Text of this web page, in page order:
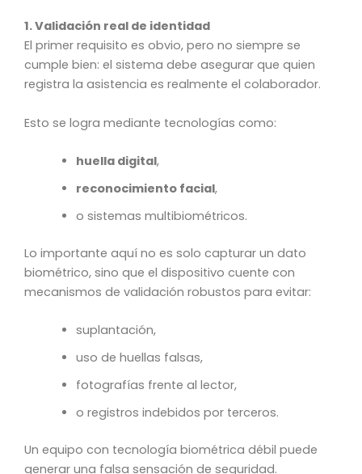
1. Validación real de identidad
El primer requisito es obvio, pero no siempre se
cumple bien: el sistema debe asegurar que quien
registra la asistencia es realmente el colaborador.
Esto se logra mediante tecnologías como:
huella digital,
reconocimiento facial,
o sistemas multibiométricos.
Lo importante aquí no es solo capturar un dato
biométrico, sino que el dispositivo cuente con
mecanismos de validación robustos para evitar:
suplantación,
uso de huellas falsas,
fotografías frente al lector,
o registros indebidos por terceros.
Un equipo con tecnología biométrica débil puede
generar una falsa sensación de seguridad.